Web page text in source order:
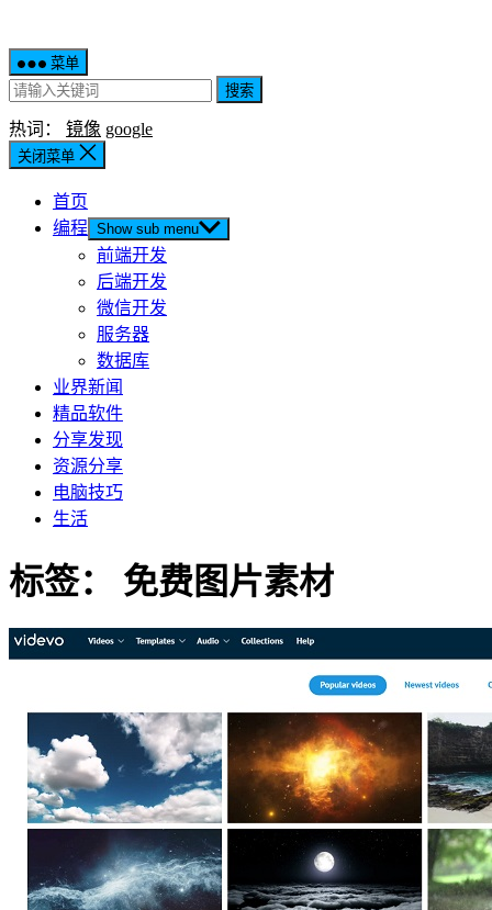
菜单
搜索
热词： 镜像 google
关闭菜单
首页
编程 Show sub menu
前端开发
后端开发
微信开发
服务器
数据库
业界新闻
精品软件
分享发现
资源分享
电脑技巧
生活
标签： 免费图片素材